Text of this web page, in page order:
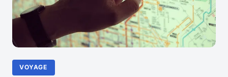
VOYAGE